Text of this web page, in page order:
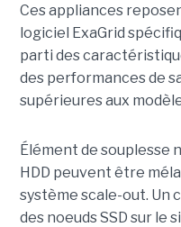
Ces appliances
logiciel ExaGrid
parti des
des performances de
supérieures aux
Élément de souplesse
HDD peuvent être
système scale-out. Un
des noeuds SSD sur le